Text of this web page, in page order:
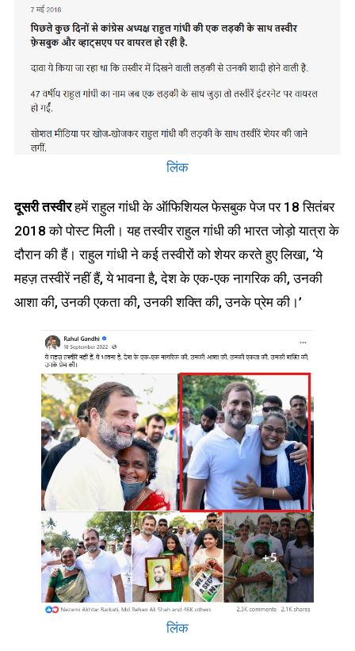
लिंक
दूसरी तस्वीरहमें राहुल गांधी के ऑफिशियल फेसबुक पेज पर 18 सितंबर
2018 को पोस्ट मिली। यह तस्वीर राहुल गांधी की भारत जोड़ो यात्रा के
दौरान की हैं। राहुल गांधी ने कई तस्वीरों को शेयर करते हुए लिखा, ‘ये
महज़ तस्वीरें नहीं हैं, ये भावना है, देश के एक-एक नागरिक की, उनकी
आशा की, उनकी एकता की, उनकी शक्ति की, उनके प्रेम की।’
लिंक